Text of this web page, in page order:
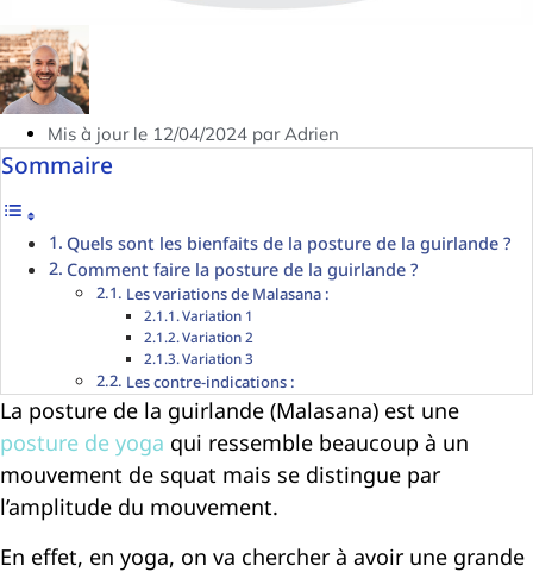
Mis à jour le 12/04/2024 par Adrien
Sommaire
Quels sont les bienfaits de la posture de la guirlande ?
Comment faire la posture de la guirlande ?
Les variations de Malasana :
Variation 1
Variation 2
Variation 3
Les contre-indications :
La posture de la guirlande (Malasana) est une
posture de yoga qui ressemble beaucoup à un
mouvement de squat mais se distingue par
l’amplitude du mouvement.
En effet, en yoga, on va chercher à avoir une grande